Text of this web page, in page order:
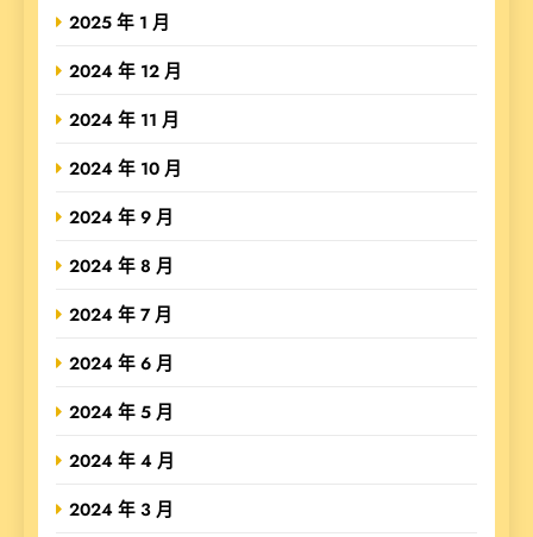
2025 年 1 月
2024 年 12 月
2024 年 11 月
2024 年 10 月
2024 年 9 月
2024 年 8 月
2024 年 7 月
2024 年 6 月
2024 年 5 月
2024 年 4 月
2024 年 3 月